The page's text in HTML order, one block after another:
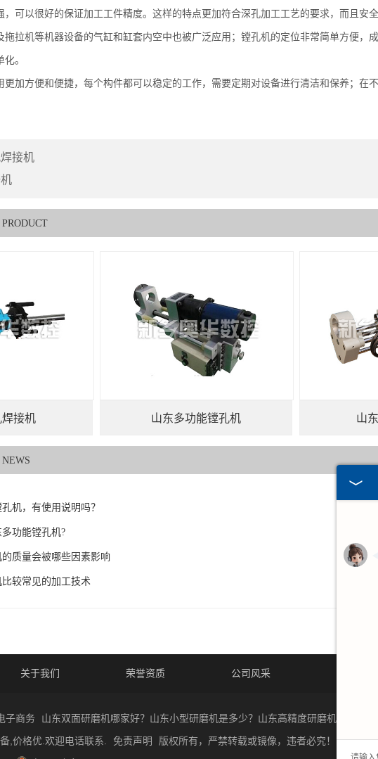
以很好的保证加工工件精度。这样的特点更加符合深孔加工工艺的要求，而且安全
机等机器设备的气缸和缸套内空中也被广泛应用；镗孔机的定位非常简单方便，
。
方便和便捷，每个构件都可以稳定的工作，需要定期对设备进行清洁和保养；在
接机
接机 山东多功能镗孔机 山
机，有使用说明吗？
功能镗孔机?
质量会被哪些因素影响
较常见的加工技术
关于我们 荣誉资质 公司风采
子商务
山东双面研磨机哪家好？山东小型研磨机是多少？山东高精度研磨机质量怎么
,价格优.欢迎电话联系.
免责声明 版权所有，严禁转载或镜像，违者必究！ 豫ICP